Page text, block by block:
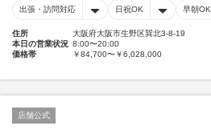
出張・訪問対応 日祝OK 早朝OK
住所
大阪府大阪市生野区巽北3-8-19
本日の営業状況 8:00〜20:00
価格帯
￥84,700〜￥6,028,000
店舗公式